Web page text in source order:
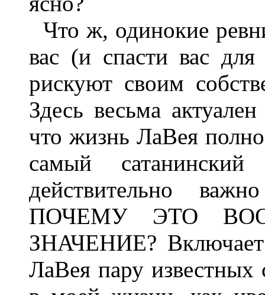
Что ж, одинокие
вас (и спасти вас
рискуют своим
Здесь весьма
что жизнь ЛаВея
самый
действительно
ПОЧЕМУ ЭТО
ЗНАЧЕНИЕ? Включает
ЛаВея пару